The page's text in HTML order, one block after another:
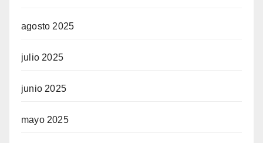
agosto 2025
julio 2025
junio 2025
mayo 2025